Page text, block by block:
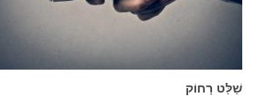
שַׁלַּט רָחוֹק